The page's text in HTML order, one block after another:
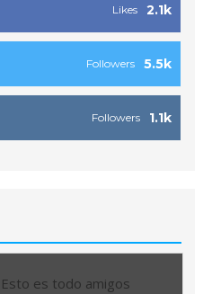
2.1k
Likes
5.5k
Followers
1.1k
Followers